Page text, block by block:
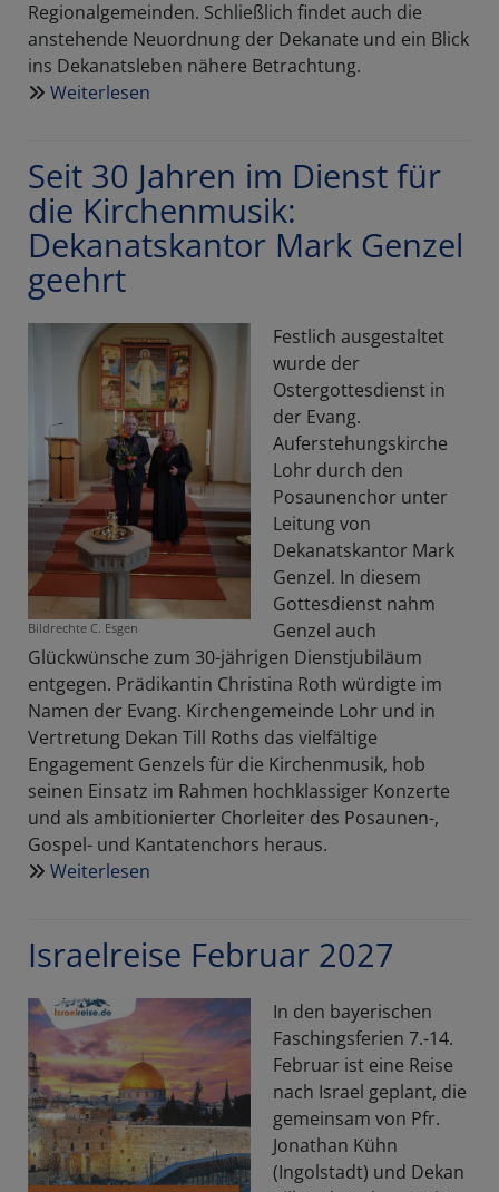
Regionalgemeinden. Schließlich findet auch die
anstehende Neuordnung der Dekanate und ein Blick
ins Dekanatsleben nähere Betrachtung.
Weiterlesen
2026
Seit 30 Jahren im Dienst für
die Kirchenmusik:
Dekanatskantor Mark Genzel
geehrt
Bildrechte C. Esgen
Festlich ausgestaltet
wurde der
Ostergottesdienst in
der Evang.
Auferstehungskirche
Lohr durch den
Posaunenchor unter
Leitung von
Dekanatskantor Mark
Genzel. In diesem
Gottesdienst nahm
Genzel auch
Glückwünsche zum 30-jährigen Dienstjubiläum
entgegen. Prädikantin Christina Roth würdigte im
Namen der Evang. Kirchengemeinde Lohr und in
Vertretung Dekan Till Roths das vielfältige
Engagement Genzels für die Kirchenmusik, hob
seinen Einsatz im Rahmen hochklassiger Konzerte
und als ambitionierter Chorleiter des Posaunen-,
Gospel- und Kantatenchors heraus.
Weiterlesen
Jahren
Dienst
die
Kirchenmusik:
Dekanatskantor
Mark
Genzel
Israelreise Februar 2027
In den bayerischen
Faschingsferien 7.-14.
Februar ist eine Reise
nach Israel geplant, die
gemeinsam von Pfr.
Jonathan Kühn
(Ingolstadt) und Dekan